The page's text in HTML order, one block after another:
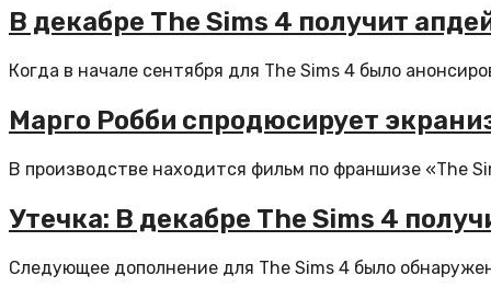
В декабре The Sims 4 получит
Когда в начале сентября для The Sims 4 было
Марго Робби спродюсирует
В производстве находится фильм по франшизе «The
Утечка: В декабре The Sims 4
Следующее дополнение для The Sims 4 было